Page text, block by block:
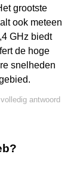
grootste
ook meteen
GHz biedt
de hoge
snelheden
antwoord